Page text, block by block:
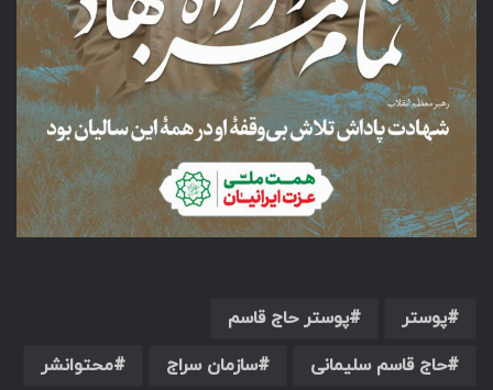
پوستر
پوستر حاج قاسم
حاج قاسم سلیمانی
سازمان سراج محتوانشر